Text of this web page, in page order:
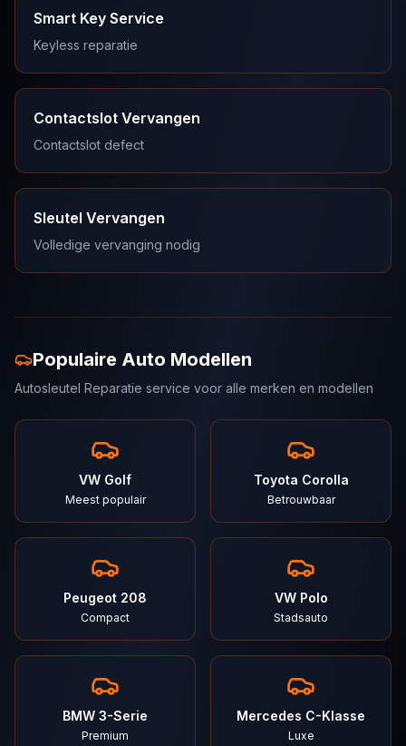
Smart Key Service
Keyless reparatie
Contactslot Vervangen
Contactslot defect
Sleutel Vervangen
Volledige vervanging nodig
Populaire Auto Modellen
Autosleutel Reparatie service voor alle merken en modellen
VW Golf
Meest populair
Toyota Corolla
Betrouwbaar
Peugeot 208
Compact
VW Polo
Stadsauto
BMW 3-Serie
Premium
Mercedes C-Klasse
Luxe